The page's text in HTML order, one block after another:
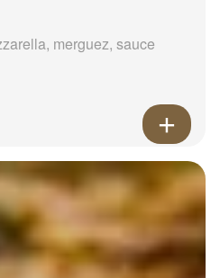
merguez, sauce